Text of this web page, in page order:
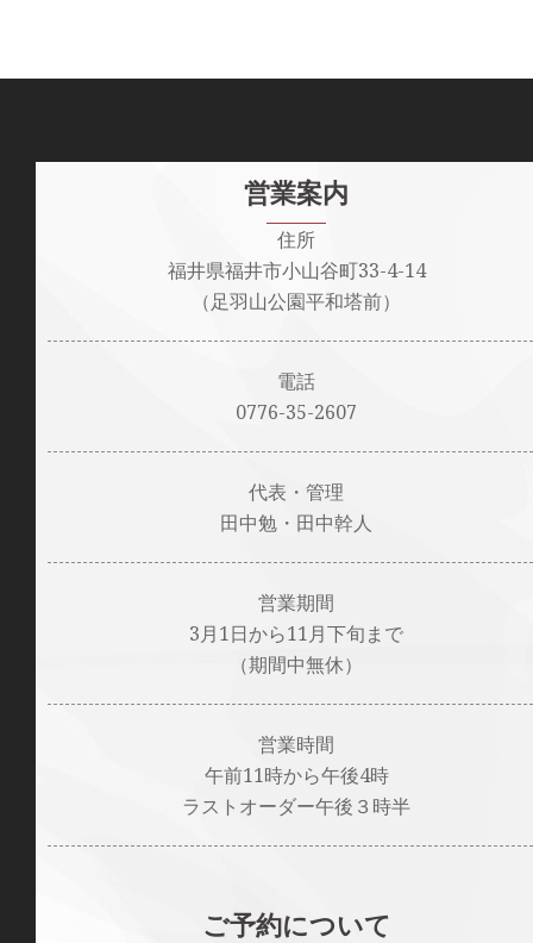
営業案内
住所
福井県福井市小山谷町33-4-14
（足羽山公園平和塔前）
電話
0776-35-2607
代表・管理
田中勉・田中幹人
営業期間
3月1日から11月下旬まで
（期間中無休）
営業時間
午前11時から午後4時
ラストオーダー午後３時半
ご予約について